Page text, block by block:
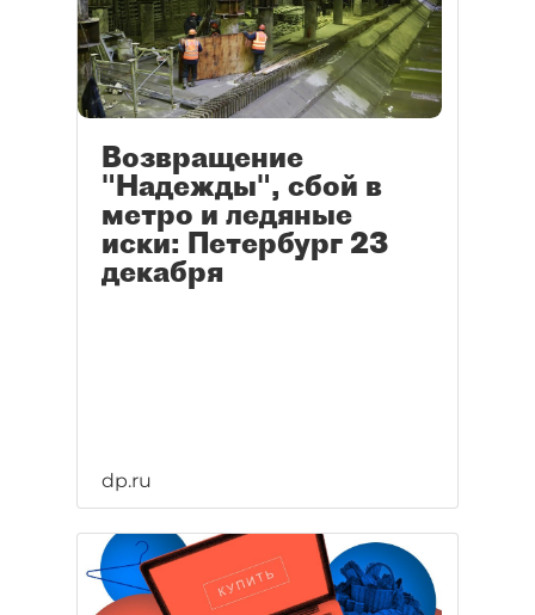
Возвращение
"Надежды", сбой в
метро и ледяные
иски: Петербург 23
декабря
dp.ru